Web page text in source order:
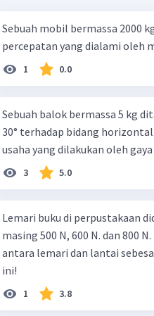
Sebuah mobil bermassa 2000
percepatan yang dialami oleh
1 0.0
Sebuah balok bermassa 5 kg
30° terhadap bidang
usaha yang dilakukan oleh gaya
3 5.0
Lemari buku di perpustakaan
masing 500 N, 600 N. dan 800
antara lemari dan lantai
ini!
1 3.8